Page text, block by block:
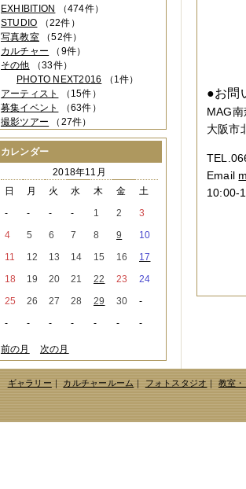
●お問
MAG
大阪
Email
10:00-
2022年07月（3件）
2022年05月（4件）
2022年04月（2件）
2022年03月
（5件）
2022年02月（3件）
2022年01月（3件）
2021年12月（2件）
2021年11月（3件）
2021年10月
（1件）
2021年08月
2021年07月（1件）
2021年06月（3件）
2021年05月（2件）
2021年02月 （1件）
2020年12月（3件）
2020年11月（6件）
2020年09月 （5件）
2020年06月（2件）
2020年04月（4件）
2020年03月（9件）
2020年02月（3件）
2020年01月（5件）
2019年12月（3件）
EXHIBITION （474件）
STUDIO （22件）
写真教室（52件）
カルチャー （9件）
その他 （33件）
PHOTO NEXT2016 （1件）
アーティスト
（15件）
募集イベント
（63件）
撮影ツアー （27件）
カレンダー
2018年11月
日
月 火 水 木 金
土
-
- - - 1 2
3
4
5 6 7 8 9
10
11
12 13 14 15 16
17
18
19 20 21 22 23
24
25
26 27 28 29 30
-
-
- - - - - -
前の月 次の月
ギャラリー｜ カルチャールーム｜ フォトスタジオ｜ 教室